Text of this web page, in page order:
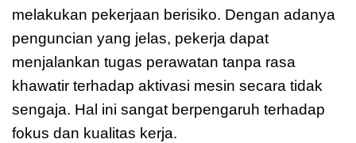
melakukan pekerjaan berisiko. Dengan adanya
penguncian yang jelas, pekerja dapat
menjalankan tugas perawatan tanpa rasa
khawatir terhadap aktivasi mesin secara tidak
sengaja. Hal ini sangat berpengaruh terhadap
fokus dan kualitas kerja.